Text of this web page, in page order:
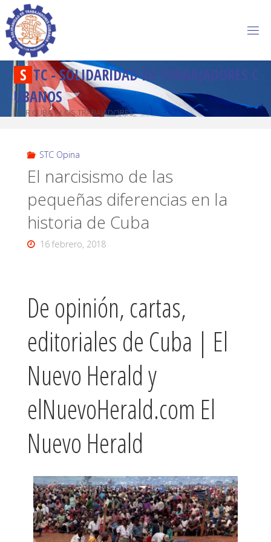
S TC-SOLIDARIDADD R A BAJADORES C
U BANOS
POR CUBA Y LOS TRABAJADORES
STC Opina
El narcisismo de las
pequeñas diferencias en la
historia de Cuba
16 febrero, 2018
De opinión, cartas,
editoriales de Cuba | El
Nuevo Herald y
elNuevoHerald.com El
Nuevo Herald